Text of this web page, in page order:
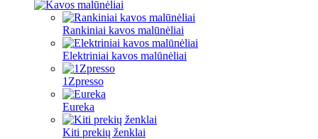
Rankiniai kavos malūnėliai
Elektriniai kavos malūnėliai
1Zpresso
Eureka
Kiti prekių ženklai